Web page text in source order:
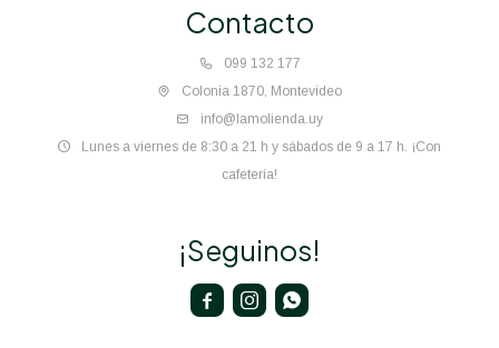
Contacto
099 132 177
Colonia 1870, Montevideo
info@lamolienda.uy
Lunes a viernes de 8:30 a 21 h y sábados de 9 a 17 h. ¡Con
cafetería!
¡Seguinos!
  